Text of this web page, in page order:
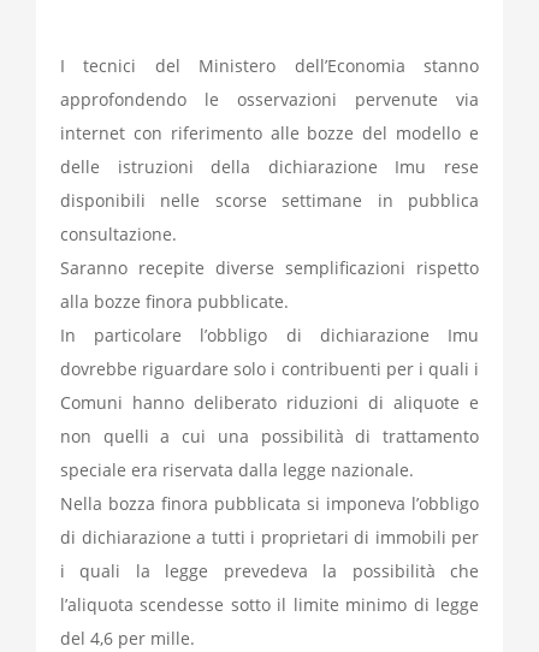
I tecnici del Ministero dell’Economia stanno
approfondendo le osservazioni pervenute via
internet con riferimento alle bozze del modello e
delle istruzioni della dichiarazione Imu rese
disponibili nelle scorse settimane in pubblica
consultazione.
Saranno recepite diverse semplificazioni rispetto
alla bozze finora pubblicate.
In particolare l’obbligo di dichiarazione Imu
dovrebbe riguardare solo i contribuenti per i quali i
Comuni hanno deliberato riduzioni di aliquote e
non quelli a cui una possibilità di trattamento
speciale era riservata dalla legge nazionale.
Nella bozza finora pubblicata si imponeva l’obbligo
di dichiarazione a tutti i proprietari di immobili per
i quali la legge prevedeva la possibilità che
l’aliquota scendesse sotto il limite minimo di legge
del 4,6 per mille.